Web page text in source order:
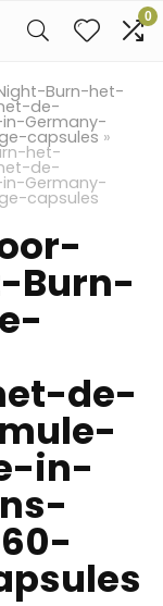
0
Burn-het-
de-
Germany-
capsules »
het-
de-
Germany-
capsules
Burn-
de-
in-